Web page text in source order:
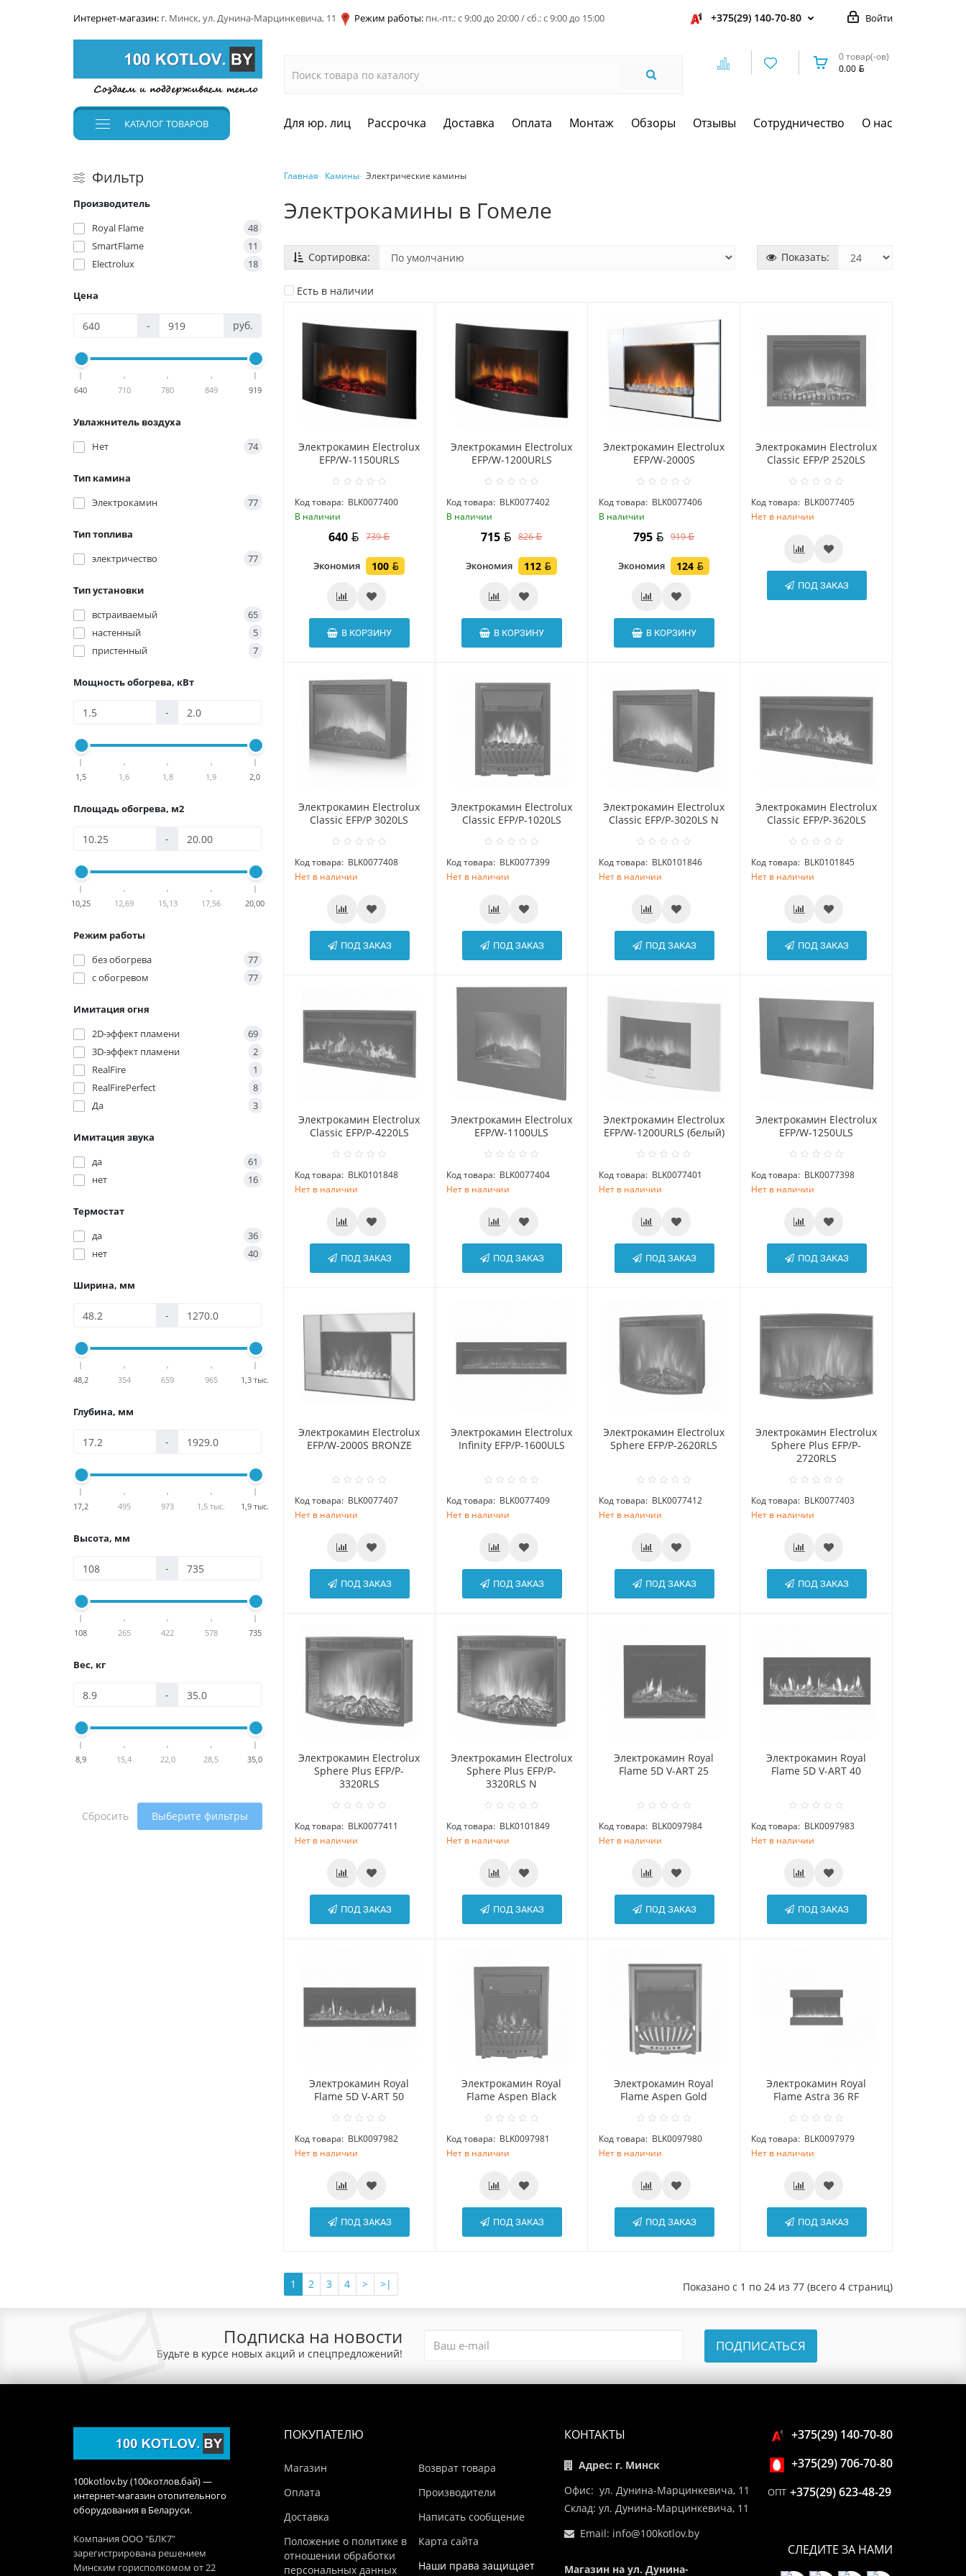
Интернет-магазин: г. Минск, ул. Дунина-Марцинкевича, 11 Режим работы: пн.-пт.: с 9:00 до 20:00 / сб.: с 9:00 до 15:00 Войти
+375(29) 140-70-80
0 товар(-ов)
0.00
КАТАЛОГТОВАРОВ Для юр. лиц Рассрочка Доставка Оплата Монтаж Обзоры Отзывы Сотрудничество О нас
Фильтр
Производитель
Royal Flame
48
SmartFlame
11
Electrolux
18
Цена
- руб.
640 710 780 849 919
Увлажнитель воздуха
Нет
74
Тип камина
Электрокамин
77
Тип топлива
электричество
77
Тип установки
встраиваемый
65
настенный
5
пристенный
7
Мощность обогрева, кВт
-
1,5 1,6 1,8 1,9 2,0
Площадь обогрева, м2
-
10,25 12,69 15,13 17,56 20,00
Режим работы
без обогрева
77
с обогревом
77
Имитация огня
2D-эффект пламени
69
3D-эффект пламени
2
RealFire
1
RealFirePerfect
8
Да
3
Имитация звука
да
61
нет
16
Термостат
да
36
нет
40
Ширина, мм
-
48,2 354 659 965 1,3 тыс.
Глубина, мм
-
17,2 495 973 1,5 тыс. 1,9 тыс.
Высота, мм
-
108 265 422 578 735
Вес, кг
-
8,9 15,4 22,0 28,5 35,0
Сбросить Выберите фильтры
Главная Камины Электрические камины
Электрокамины в Гомеле
Сортировка: Показать:
Есть в наличии
Электрокамин Electrolux
EFP/W-1150URLS
Код товара: BLK0077400
В наличии
640 739
Экономия 100
В КОРЗИНУ
Электрокамин Electrolux
EFP/W-1200URLS
Код товара: BLK0077402
В наличии
715 826
Экономия 112
В КОРЗИНУ
Электрокамин Electrolux
EFP/W-2000S
Код товара: BLK0077406
В наличии
795 919
Экономия 124
В КОРЗИНУ
Электрокамин Electrolux
Classic EFP/P 2520LS
Код товара: BLK0077405
Нет в наличии
ПОД ЗАКАЗ
Электрокамин Electrolux
Classic EFP/P 3020LS
Код товара: BLK0077408
Нет в наличии
ПОД ЗАКАЗ
Электрокамин Electrolux
Classic EFP/P-1020LS
Код товара: BLK0077399
Нет в наличии
ПОД ЗАКАЗ
Электрокамин Electrolux
Classic EFP/P-3020LS N
Код товара: BLK0101846
Нет в наличии
ПОД ЗАКАЗ
Электрокамин Electrolux
Classic EFP/P-3620LS
Код товара: BLK0101845
Нет в наличии
ПОД ЗАКАЗ
Электрокамин Electrolux
Classic EFP/P-4220LS
Код товара: BLK0101848
Нет в наличии
ПОД ЗАКАЗ
Электрокамин Electrolux
EFP/W-1100ULS
Код товара: BLK0077404
Нет в наличии
ПОД ЗАКАЗ
Электрокамин Electrolux
EFP/W-1200URLS (белый)
Код товара: BLK0077401
Нет в наличии
ПОД ЗАКАЗ
Электрокамин Electrolux
EFP/W-1250ULS
Код товара: BLK0077398
Нет в наличии
ПОД ЗАКАЗ
Электрокамин Electrolux
EFP/W-2000S BRONZE
Код товара: BLK0077407
Нет в наличии
ПОД ЗАКАЗ
Электрокамин Electrolux
Infinity EFP/P-1600ULS
Код товара: BLK0077409
Нет в наличии
ПОД ЗАКАЗ
Электрокамин Electrolux
Sphere EFP/P-2620RLS
Код товара: BLK0077412
Нет в наличии
ПОД ЗАКАЗ
Электрокамин Electrolux
Sphere Plus EFP/P-
2720RLS
Код товара: BLK0077403
Нет в наличии
ПОД ЗАКАЗ
Электрокамин Electrolux
Sphere Plus EFP/P-
3320RLS
Код товара: BLK0077411
Нет в наличии
ПОД ЗАКАЗ
Электрокамин Electrolux
Sphere Plus EFP/P-
3320RLS N
Код товара: BLK0101849
Нет в наличии
ПОД ЗАКАЗ
Электрокамин Royal
Flame 5D V-ART 25
Код товара: BLK0097984
Нет в наличии
ПОД ЗАКАЗ
Электрокамин Royal
Flame 5D V-ART 40
Код товара: BLK0097983
Нет в наличии
ПОД ЗАКАЗ
Электрокамин Royal
Flame 5D V-ART 50
Код товара: BLK0097982
Нет в наличии
ПОД ЗАКАЗ
Электрокамин Royal
Flame Aspen Black
Код товара: BLK0097981
Нет в наличии
ПОД ЗАКАЗ
Электрокамин Royal
Flame Aspen Gold
Код товара: BLK0097980
Нет в наличии
ПОД ЗАКАЗ
Электрокамин Royal
Flame Astra 36 RF
Код товара: BLK0097979
Нет в наличии
ПОД ЗАКАЗ
1 2 3 4 > >| Показано с 1 по 24 из 77 (всего 4 страниц)
Подписка на новости
Будьте в курсе новых акций и спецпредложений! ПОДПИСАТЬСЯ
100kotlov.by (100котлов.бай) —
интернет-магазин отопительного
оборудования в Беларуси.
Компания ООО "БЛК7"
зарегистрирована решением
Минским горисполкомом от 22
ПОКУПАТЕЛЮ
Магазин
Оплата
Доставка
Положение о политике в
отношении обработки
персональных данных
Возврат товара
Производители
Написать сообщение
Карта сайта
Наши права защищает
КОНТАКТЫ
Адрес: г. Минск
Офис: ул. Дунина-Марцинкевича, 11
Склад: ул. Дунина-Марцинкевича, 11
Email: info@100kotlov.by
Магазин на ул. Дунина-
+375(29) 140-70-80
+375(29) 706-70-80
ОПТ +375(29) 623-48-29
СЛЕДИТЕ ЗА НАМИ